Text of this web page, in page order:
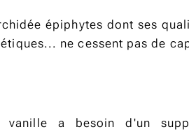
épiphytes dont ses
ne cessent pas de
a besoin d'un